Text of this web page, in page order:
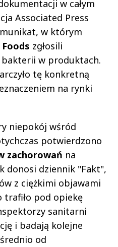
w całym
Associated Press
w którym
Foods zgłosili
w produktach.
tę konkretną
na rynki
niepokój wśród
potwierdzono
zachorowań na
donosi dziennik "Fakt",
z ciężkimi objawami
trafiło pod opiekę
sanitarni
i badają kolejne
od